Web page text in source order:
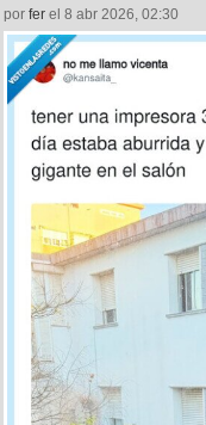
por fer el 8 abr 2026, 02:30